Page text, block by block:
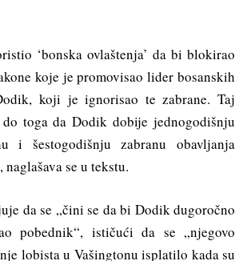
‘bonska ovlaštenja’ da bi blokirao
koje je promovisao lider bosanskih
koji je ignorisao te zabrane. Taj
toga da Dodik dobije jednogodišnju
i šestogodišnju zabranu obavljanja
se u tekstu.
da se „čini se da bi Dodik dugoročno
pobednik“, ističući da se „njegovo
lobista u Vašingtonu isplatilo kada su